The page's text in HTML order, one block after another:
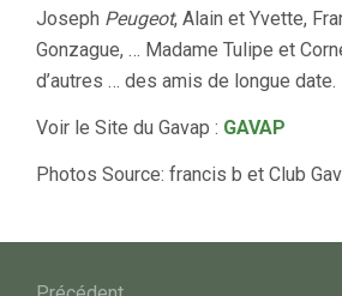
Joseph Peugeot, Alain et Yvette,
Gonzague, … Madame Tulipe et
d’autres … des amis de longue date.
Voir le Site du Gavap : GAVAP
Photos Source: francis b et Club